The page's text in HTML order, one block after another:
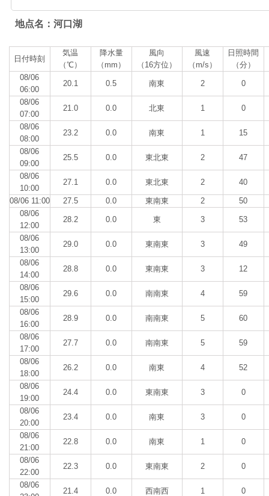
地点名：河口湖
日付時刻
気温
（℃）
降水量
（mm）
風向
（16方位）
風速
（m/s）
日照時間
（分）
08/06
06:00
20.1 0.5 南東 2 0
08/06
07:00
21.0 0.0 北東 1 0
08/06
08:00
23.2 0.0 南東 1 15
08/06
09:00
25.5 0.0 東北東 2 47
08/06
10:00
27.1 0.0 東北東 2 40
08/06 11:00 27.5 0.0 東南東 2
50
08/06
12:00
28.2 0.0 東 3 53
08/06
13:00
29.0 0.0 東南東 3 49
08/06
14:00
28.8 0.0 東南東 3 12
08/06
15:00
29.6 0.0 南南東 4 59
08/06
16:00
28.9 0.0 南南東 5 60
08/06
17:00
27.7 0.0 南南東 5 59
08/06
18:00
26.2 0.0 南東 4 52
08/06
19:00
24.4 0.0 東南東 3 0
08/06
20:00
23.4 0.0 南東 3 0
08/06
21:00
22.8 0.0 南東 1 0
08/06
22:00
22.3 0.0 東南東 2 0
08/06
21.4 0.0 西南西 1 0